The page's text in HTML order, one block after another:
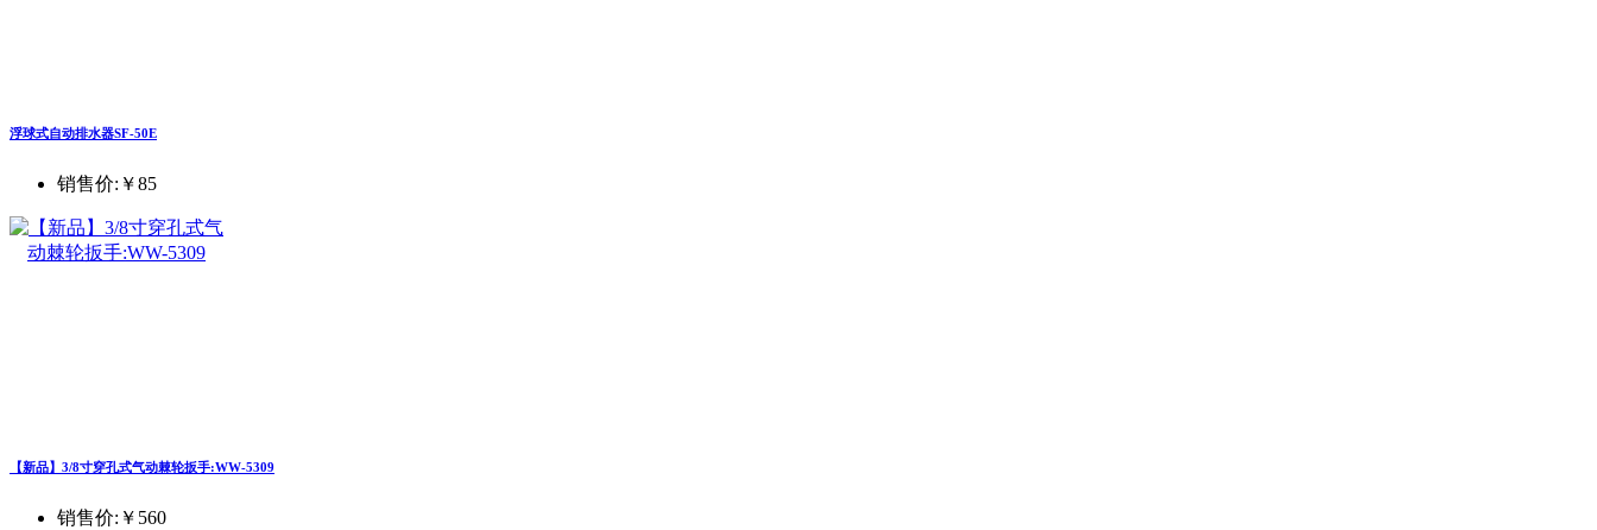
浮球式自动排水器SF-50E
销售价: ￥85
【新品】3/8寸穿孔式气动棘轮扳手:WW-5309
销售价: ￥560